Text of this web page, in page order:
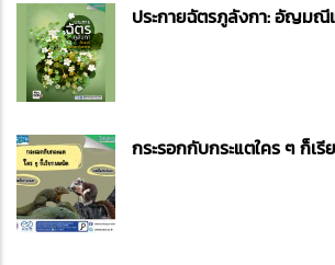
ประกายฉัตรภูลังกา: อัญมณี
กระรอกกับกระแตใคร ๆ ก็เ